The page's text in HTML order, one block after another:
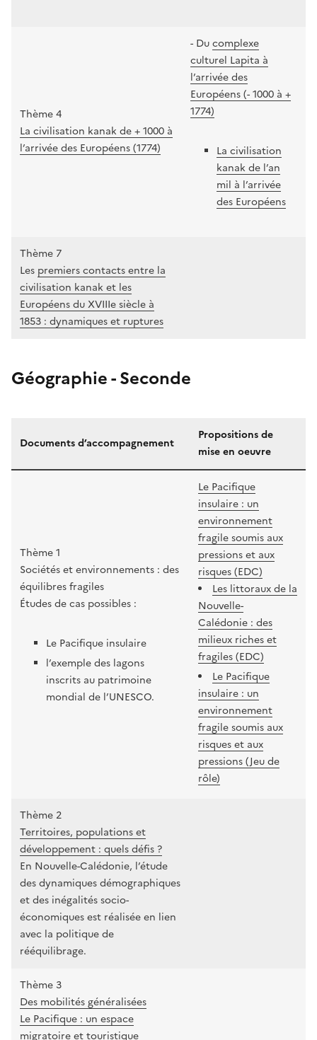
Thème 4
La civilisation kanak de + 1000 à
l’arrivée des Européens (1774)
- Ducomplexe
culturel Lapita à
l’arrivée des
Européens (- 1000 à +
1774)
La civilisation
kanak de l’an
mil à l’arrivée
des Européens
Thème 7
Les premiers contacts entre la
civilisation kanak et les
Européens du XVIIIe siècle à
1853 : dynamiques et ruptures
Géographie - Seconde
Documents d’accompagnement
Propositions de
mise en oeuvre
Thème 1
Sociétés et environnements : des
équilibres fragiles
Études de cas possibles :
Le Pacifique insulaire
l’exemple des lagons
inscrits au patrimoine
mondial de l’UNESCO.
Le Pacifique
insulaire : un
environnement
fragile soumis aux
pressions et aux
risques (EDC)
Les littoraux de la
Nouvelle-
Calédonie : des
milieux riches et
fragiles (EDC)
Le Pacifique
insulaire : un
environnement
fragile soumis aux
risques et aux
pressions (Jeu de
rôle)
Thème 2
Territoires, populations et
développement : quels défis ?
En Nouvelle-Calédonie, l’étude
des dynamiques démographiques
et des inégalités socio-
économiques est réalisée en lien
avec la politique de
rééquilibrage.
Thème 3
Des mobilités généralisées
Le Pacifique : un espace
migratoire et touristique